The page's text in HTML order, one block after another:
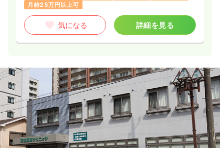
月給25万円以上可
気になる 詳細を見る